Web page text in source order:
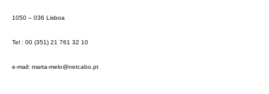
1050 – 036 Lisboa
Tel : 00 (351) 21 761 32 10
e-mail: marta-melo@netcabo.pt